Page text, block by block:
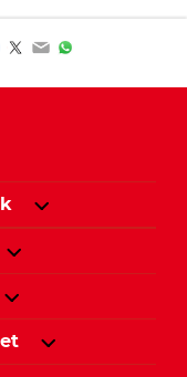
Twitter
EmailWhatsApp